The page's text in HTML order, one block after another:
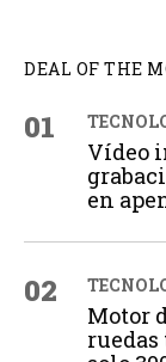
DEAL OF THE
01
Vídeo
en
02
Motor
ruedas